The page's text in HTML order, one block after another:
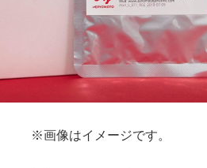
※画像はイメージです。